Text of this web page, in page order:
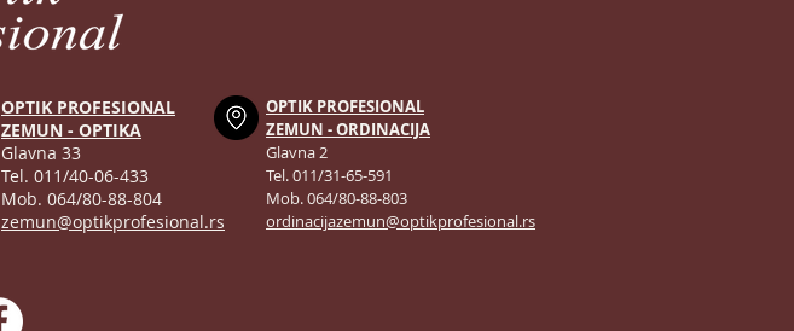
OPTIK PROFESIONAL
ZEMUN - OPTIKA
Glavna 33
Tel. 011/40-06-433
Mob. 064/80-88-804
zemun@optikprofesional.rs
OPTIK PROFESIONAL
ZEMUN - ORDINACIJA
Glavna 2
Tel. 011/31-65-591
Mob. 064/80-88-803
ordinacijazemun@optikprofesional.rs